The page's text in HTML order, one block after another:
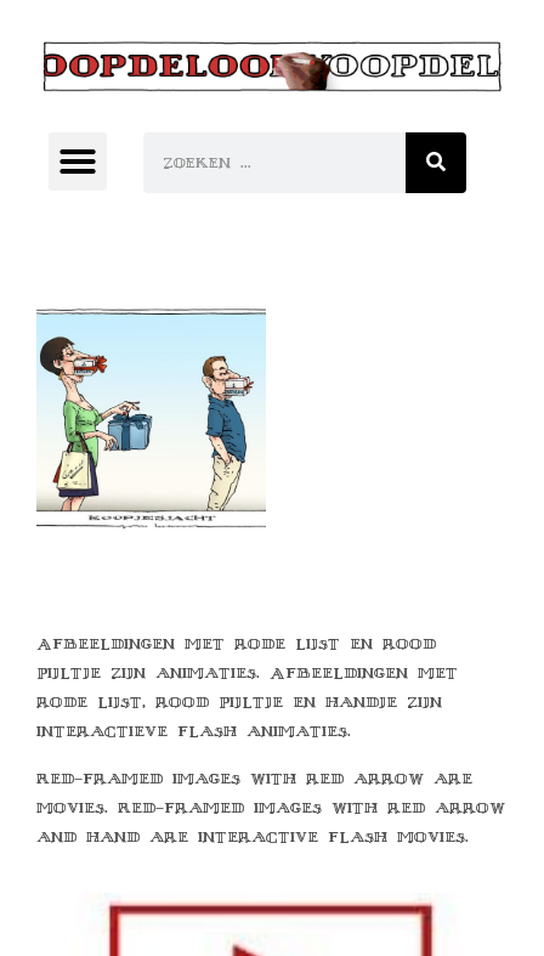
Afbeeldingen met rode lijst en rood
pijltje zijn animaties. Afbeeldingen met
rode lijst, rood pijltje en handje zijn
interactieve flash animaties.
Red-framed images with red arrow are
movies. Red-framed images with red arrow
and hand are interactive flash movies.